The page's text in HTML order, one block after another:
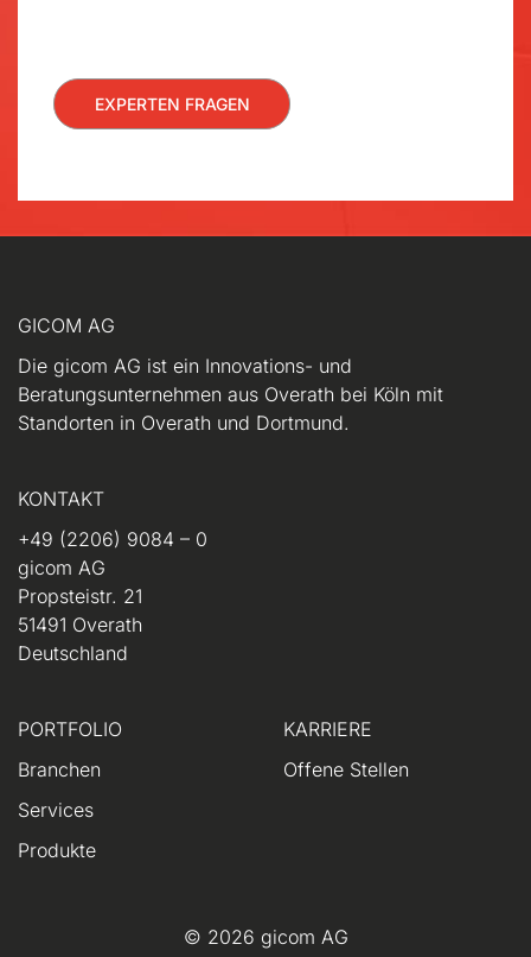
GICOM AG
Die gicom AG ist ein Innovations- und
Beratungsunternehmen aus Overath bei Köln mit
Standorten in Overath und Dortmund.
KONTAKT
+49 (2206) 9084 – 0
gicom AG
Propsteistr. 21
51491 Overath
Deutschland
PORTFOLIO
Branchen
Services
Produkte
KARRIERE
Offene Stellen
© 2026 gicom AG